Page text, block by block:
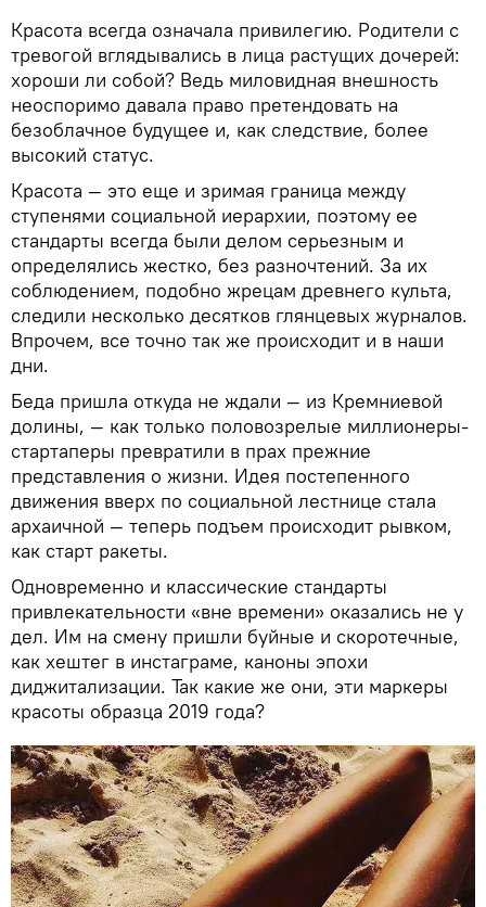
Красота всегда означала привилегию. Родители с
тревогой вглядывались в лица растущих дочерей:
хороши ли собой? Ведь миловидная внешность
неоспоримо давала право претендовать на
безоблачное будущее и, как следствие, более
высокий статус.
Красота — это еще и зримая граница между
ступенями социальной иерархии, поэтому ее
стандарты всегда были делом серьезным и
определялись жестко, без разночтений. За их
соблюдением, подобно жрецам древнего культа,
следили несколько десятков глянцевых журналов.
Впрочем, все точно так же происходит и в наши
дни.
Беда пришла откуда не ждали — из Кремниевой
долины, — как только половозрелые миллионеры-
стартаперы превратили в прах прежние
представления о жизни. Идея постепенного
движения вверх по социальной лестнице стала
архаичной — теперь подъем происходит рывком,
как старт ракеты.
Одновременно и классические стандарты
привлекательности «вне времени» оказались не у
дел. Им на смену пришли буйные и скоротечные,
как хештег в инстаграме, каноны эпохи
диджитализации. Так какие же они, эти маркеры
красоты образца 2019 года?